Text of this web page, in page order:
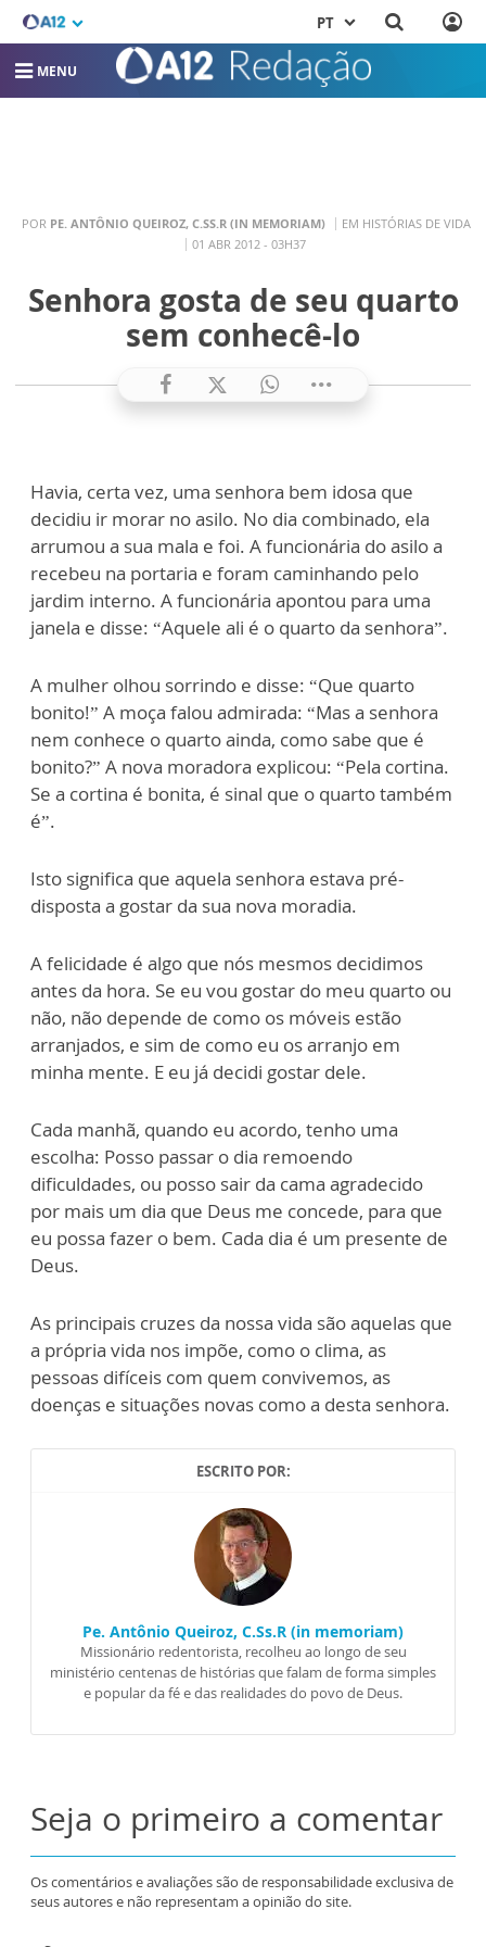
PT
MENU
POR PE. ANTÔNIO QUEIROZ, C.SS.R (IN MEMORIAM)
EM HISTÓRIAS DE VIDA
01 ABR 2012 - 03H37
Senhora gosta de seu quarto
sem conhecê-lo
Havia, certa vez, uma senhora bem idosa que
decidiu ir morar no asilo. No dia combinado, ela
arrumou a sua mala e foi. A funcionária do asilo a
recebeu na portaria e foram caminhando pelo
jardim interno. A funcionária apontou para uma
janela e disse: “Aquele ali é o quarto da senhora”.
A mulher olhou sorrindo e disse: “Que quarto
bonito!” A moça falou admirada: “Mas a senhora
nem conhece o quarto ainda, como sabe que é
bonito?” A nova moradora explicou: “Pela cortina.
Se a cortina é bonita, é sinal que o quarto também
é”.
Isto significa que aquela senhora estava pré-
disposta a gostar da sua nova moradia.
A felicidade é algo que nós mesmos decidimos
antes da hora. Se eu vou gostar do meu quarto ou
não, não depende de como os móveis estão
arranjados, e sim de como eu os arranjo em
minha mente. E eu já decidi gostar dele.
Cada manhã, quando eu acordo, tenho uma
escolha: Posso passar o dia remoendo
dificuldades, ou posso sair da cama agradecido
por mais um dia que Deus me concede, para que
eu possa fazer o bem. Cada dia é um presente de
Deus.
As principais cruzes da nossa vida são aquelas que
a própria vida nos impõe, como o clima, as
pessoas difíceis com quem convivemos, as
doenças e situações novas como a desta senhora.
ESCRITO POR:
Pe. Antônio Queiroz, C.Ss.R (in memoriam)
Missionário redentorista, recolheu ao longo de seu
ministério centenas de histórias que falam de forma simples
e popular da fé e das realidades do povo de Deus.
Seja o primeiro a comentar
Os comentários e avaliações são de responsabilidade exclusiva de
seus autores e não representam a opinião do site.